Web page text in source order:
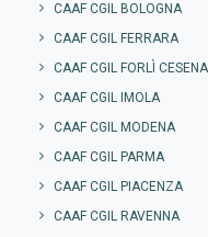
CAAF CGIL BOLOGNA
CAAF CGIL FERRARA
CAAF CGIL FORLÌ CESENA
CAAF CGIL IMOLA
CAAF CGIL MODENA
CAAF CGIL PARMA
CAAF CGIL PIACENZA
CAAF CGIL RAVENNA